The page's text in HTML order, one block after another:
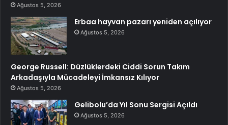
Ağustos 5, 2026
Erbaa hayvan pazarı yeniden açılıyor
Ağustos 5, 2026
George Russell: Düzlüklerdeki Ciddi Sorun Takım
Arkadaşıyla Mücadeleyi İmkansız Kılıyor
Ağustos 5, 2026
Gelibolu’da Yıl Sonu Sergisi Açıldı
Ağustos 5, 2026